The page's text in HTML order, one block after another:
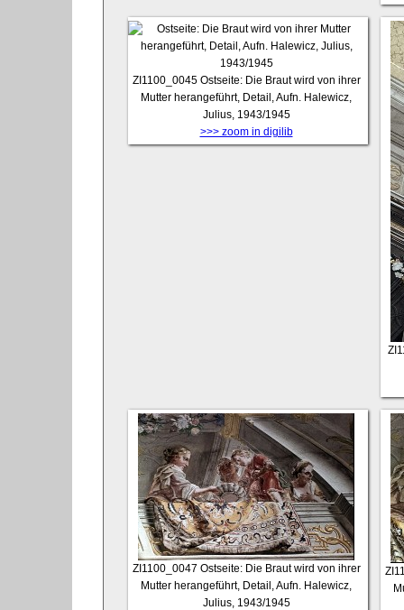
ZI1100_0045 Ostseite: Die Braut wird von ihrer
Mutter herangeführt, Detail, Aufn. Halewicz,
Julius, 1943/1945
>>> zoom in digilib
ZI1100_0047 Ostseite: Die Braut wird von ihrer
Mutter herangeführt, Detail, Aufn. Halewicz,
Julius, 1943/1945